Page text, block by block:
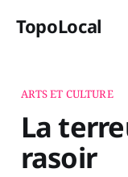
TopoLocal
ARTS ET CULTURE
La
rasoir